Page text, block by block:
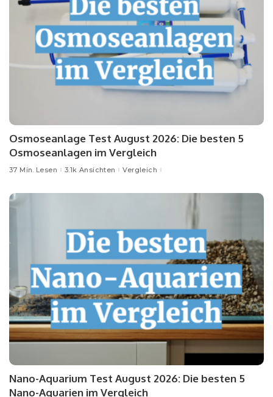
Osmoseanlage Test August 2026: Die besten 5
Osmoseanlagen im Vergleich
37 Min. Lesen 3.1k Ansichten Vergleich
Nano-Aquarium Test August 2026: Die besten 5
Nano-Aquarien im Vergleich